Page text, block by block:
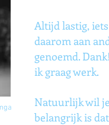
Altijd lastig,
daarom aan
genoemd.
ik graag werk.
Natuurlijk wil
belangrijk is